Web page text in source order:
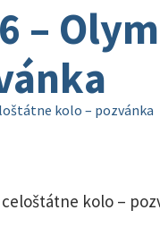
–
kolo – pozvánka
kolo –